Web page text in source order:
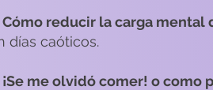
Cómo reducir la carga mental
días caóticos.
¡Se me olvidó comer! o como